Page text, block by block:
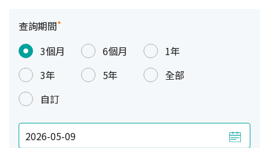
查詢期間*
3個月
6個月
1年
3年
5年
全部
自訂